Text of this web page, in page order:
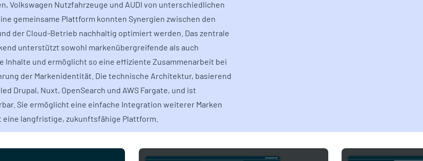
Volkswagen Nutzfahrzeuge und AUDI von unterschiedlichen
gemeinsame Plattform konnten Synergien zwischen den
der Cloud-Betrieb nachhaltig optimiert werden. Das zentrale
unterstützt sowohl markenübergreifende als auch
Inhalte und ermöglicht so eine effiziente Zusammenarbeit bei
der Markenidentität. Die technische Architektur, basierend
Drupal, Nuxt, OpenSearch und AWS Fargate, und ist
Sie ermöglicht eine einfache Integration weiterer Marken
langfristige, zukunftsfähige Plattform.